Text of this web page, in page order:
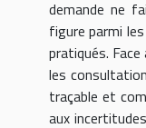
demande ne
figure parmi
pratiqués. Face
les
traçable et
aux